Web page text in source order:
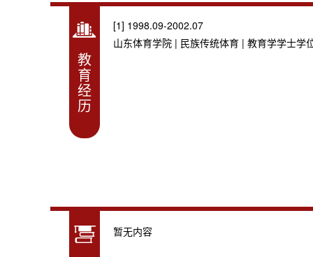
教
育
经
历
[1] 1998.09-2002.07
山东体育学院 | 民族传统体育 | 教育学学士学
暂无内容